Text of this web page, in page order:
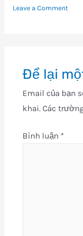
Leave a Comment
Để lại
Email của bạn
khai. Các
Bình luận *